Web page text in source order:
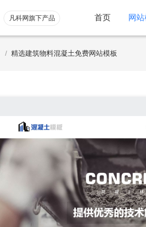
凡科网旗下产品 首页 网
/ 精选建筑物料混凝土免费网站模板
服